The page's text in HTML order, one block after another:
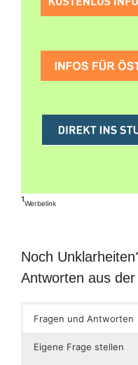
¹Werbelink
Noch
Antworten aus
Fragen und Antworten
Eigene Frage stellen